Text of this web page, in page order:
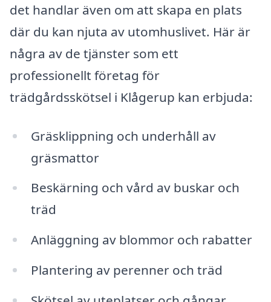
det handlar även om att skapa en plats
där du kan njuta av utomhuslivet. Här är
några av de tjänster som ett
professionellt företag för
trädgårdsskötsel i Klågerup kan erbjuda:
Gräsklippning och underhåll av
gräsmattor
Beskärning och vård av buskar och
träd
Anläggning av blommor och rabatter
Plantering av perenner och träd